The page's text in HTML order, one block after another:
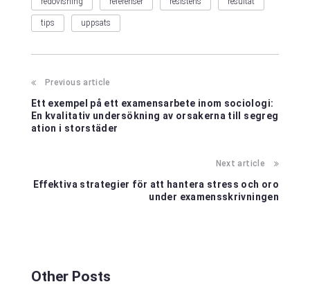
tips uppsats
Previous article
Ett exempel på ett examensarbete inom sociologi:
En kvalitativ undersökning av orsakerna till segreg
ation i storstäder
Next article
Effektiva strategier för att hantera stress och oro
under examensskrivningen
Other Posts